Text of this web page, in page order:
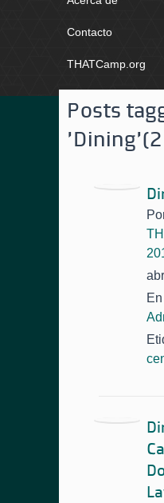
Contacto
THATCamp.org
Posts
'Dining'